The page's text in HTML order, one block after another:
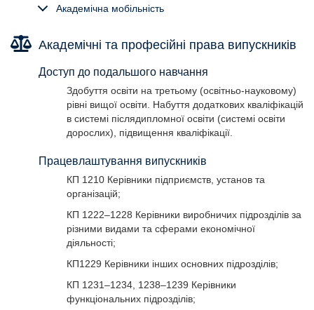
процесі навчання, що передбачають проведення
характеризуються невизначеністю умов і вимог.
парадигми, закони, закономірності, принципи, історичні
передумови розвитку менеджменту; концепції системного,
ситуаційного, адаптивного, антисипативного,
антикризового, інноваційного, проектного менеджменту
тощо; функції, методи, технології та управлінські рішення у
Методи, методики та технології:
загальнонаукові та специфічні методи дослідження
математичні, експертного оцінювання, фактологічні,
соціологічні, документальні, балансові); методи реалізації
функцій менеджменту (методи маркетингових досліджень;
методи економічної діагностики; методи прогнозування і
управління; методи мотивування; методи контролювання;
методи оцінювання соціальної, організаційної та
Академічна мобільність
Академічні та професійні права випускників
Доступ до подальшого навчання
Здобуття освіти на третьому (освітньо-науковому)
рівні вищої освіти. Набуття додаткових кваліфікацій
в системі післядипломної освіти (системі освіти
дорослих), підвищення кваліфікації.
Працевлаштування випускників
КП 1210 Керівники підприємств, установ та
організацій;
КП 1222–1228 Керівники виробничих підрозділів за
різними видами та сферами економічної
діяльності;
КП1229 Керівники інших основних підрозділів;
КП 1231–1234, 1238–1239 Керівники
функціональних підрозділів;